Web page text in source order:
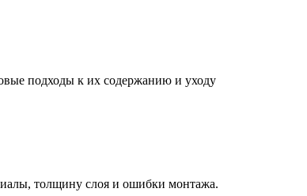
подходы к их содержанию и уходу
толщину слоя и ошибки монтажа.